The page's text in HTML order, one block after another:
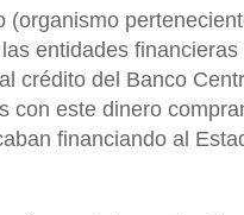
(organismo
entidades
crédito del Banco
con este dinero
financiando al